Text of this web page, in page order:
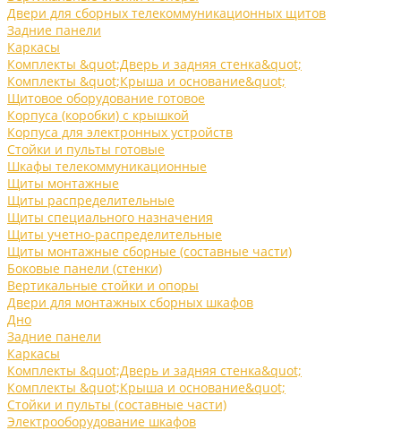
Двери для сборных телекоммуникационных щитов
Задние панели
Каркасы
Комплекты &quot;Дверь и задняя стенка&quot;
Комплекты &quot;Крыша и основание&quot;
Щитовое оборудование готовое
Корпуса (коробки) с крышкой
Корпуса для электронных устройств
Стойки и пульты готовые
Шкафы телекоммуникационные
Щиты монтажные
Щиты распределительные
Щиты специального назначения
Щиты учетно-распределительные
Щиты монтажные сборные (составные части)
Боковые панели (стенки)
Вертикальные стойки и опоры
Двери для монтажных сборных шкафов
Дно
Задние панели
Каркасы
Комплекты &quot;Дверь и задняя стенка&quot;
Комплекты &quot;Крыша и основание&quot;
Стойки и пульты (составные части)
Электрооборудование шкафов